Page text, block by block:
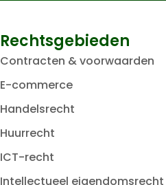
Rechtsgebieden
Contracten & voorwaarden
E-commerce
Handelsrecht
Huurrecht
ICT-recht
Intellectueel eigendomsrecht